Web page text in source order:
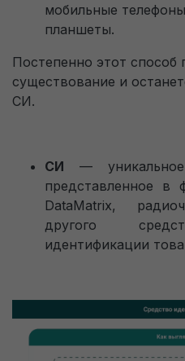
мобильные
планшеты.
Постепенно этот способ
существование и
СИ.
СИ — уникальное
представленное в
DataMatrix,
другого
идентификации
Пользовательское
Технические
файлы cookie
Технические
необходимы для
функционирования
передают её в
системы.
Целевые
оценки поведения
файлы cookie помогают
используется сайт,